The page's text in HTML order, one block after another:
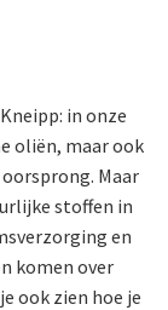
in onze
oliën, maar ook
Maar
stoffen in
en
komen over
ook zien hoe je